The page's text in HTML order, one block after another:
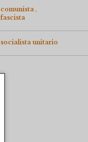
comunista
fascista
socialista unitario